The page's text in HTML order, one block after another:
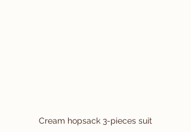
Cream hopsack 3-pieces suit